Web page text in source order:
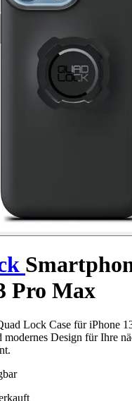
Pro Max
Lock Case für iPhone
modernes Design für Ihre